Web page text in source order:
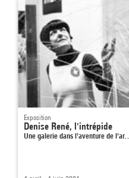
Exposition
Denise René, l'intrépide
Une galerie dans l'aventure de l'ar…